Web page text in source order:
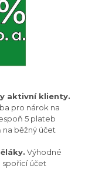
aktivní klienty.
pro nárok na
5 plateb
běžný účet
Výhodné
spořicí účet